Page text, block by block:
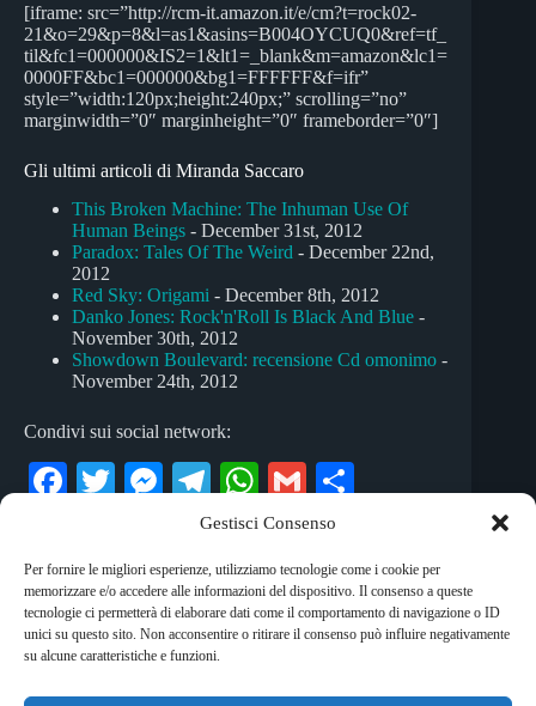
Gestisci Consenso
Per fornire le migliori esperienze, utilizziamo tecnologie come i cookie per
memorizzare e/o accedere alle informazioni del dispositivo. Il consenso a queste
tecnologie ci permetterà di elaborare dati come il comportamento di navigazione o ID
unici su questo sito. Non acconsentire o ritirare il consenso può influire negativamente
su alcune caratteristiche e funzioni.
[iframe: src=”http://rcm-it.amazon.it/e/cm?t=rock02-
21&o=29&p=8&l=as1&asins=B004OYCUQ0&ref=tf_
til&fc1=000000&IS2=1&lt1=_blank&m=amazon&lc1=
0000FF&bc1=000000&bg1=FFFFFF&f=ifr”
style=”width:120px;height:240px;” scrolling=”no”
marginwidth=”0″ marginheight=”0″ frameborder=”0″]
Gli ultimi articoli di Miranda Saccaro
This Broken Machine: The Inhuman Use Of
Human Beings - December 31st, 2012
Paradox: Tales Of The Weird - December 22nd,
2012
Red Sky: Origami - December 8th, 2012
Danko Jones: Rock'n'Roll Is Black And Blue -
November 30th, 2012
Showdown Boulevard: recensione Cd omonimo -
November 24th, 2012
Condivi sui social network:
Fa
bo
ok
T
tte
r
M
se
ng
er
Te
le
gr
a
m
W
ha
ts
A
pp
G
m
ail
C
di
vi
di
#alternative rock #hard rock #nu-metal
#rock